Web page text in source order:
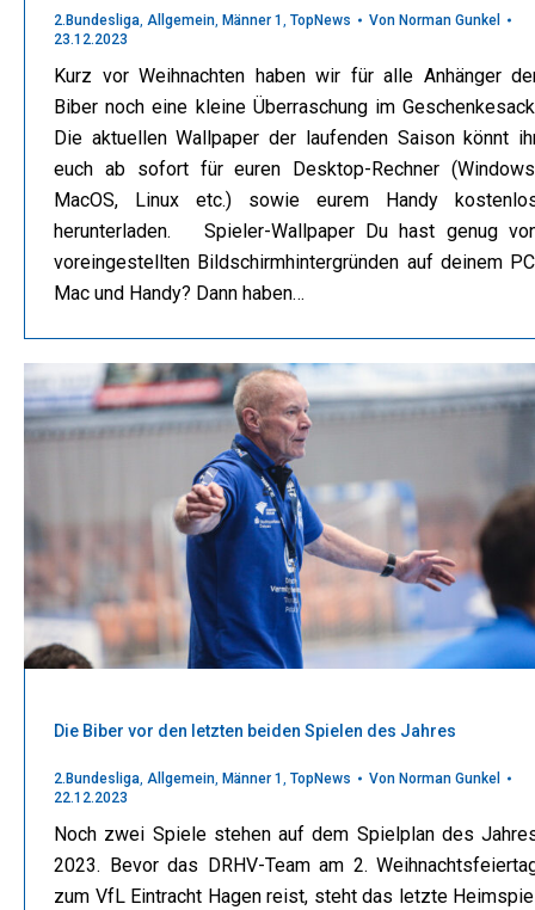
2.Bundesliga, Allgemein, Männer 1 , TopNews Von Norman Gunkel
23.12.2023
Kurz vor Weihnachten haben wir für alle Anhänger
Biber noch eine kleine Überraschung im
Die aktuellen Wallpaper der laufenden Saison könnt
euch ab sofort für euren Desktop-Rechner
MacOS, Linux etc.) sowie eurem Handy
herunterladen. Spieler-Wallpaper Du hast genug
voreingestellten Bildschirmhintergründen auf deinem
Mac und Handy? Dann haben…
Die Biber vor den letzten beiden Spielen des Jahres
2.Bundesliga, Allgemein, Männer 1 , TopNews Von Norman Gunkel
22.12.2023
Noch zwei Spiele stehen auf dem Spielplan des
2023. Bevor das DRHV-Team am 2.
zum VfL Eintracht Hagen reist, steht das letzte